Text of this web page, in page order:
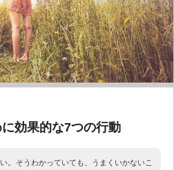
効果的な7つの行動
。そうわかっていても、うまくいかないこ